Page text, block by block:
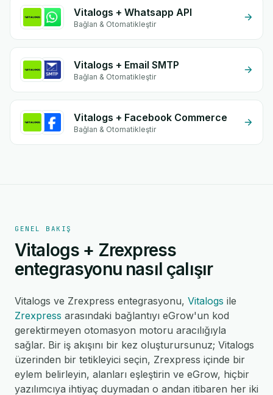
Vitalogs + Whatsapp API
Bağlan & Otomatikleştir
Vitalogs + Email SMTP
Bağlan & Otomatikleştir
Vitalogs + Facebook Commerce
Bağlan & Otomatikleştir
GENEL BAKIŞ
Vitalogs + Zrexpress
entegrasyonu nasıl çalışır
Vitalogs ve Zrexpress entegrasyonu, Vitalogs ile
Zrexpress arasındaki bağlantıyı eGrow'un kod
gerektirmeyen otomasyon motoru aracılığıyla
sağlar. Bir iş akışını bir kez oluşturursunuz; Vitalogs
üzerinden bir tetikleyici seçin, Zrexpress içinde bir
eylem belirleyin, alanları eşleştirin ve eGrow, hiçbir
yazılımcıya ihtiyaç duymadan o andan itibaren her iki